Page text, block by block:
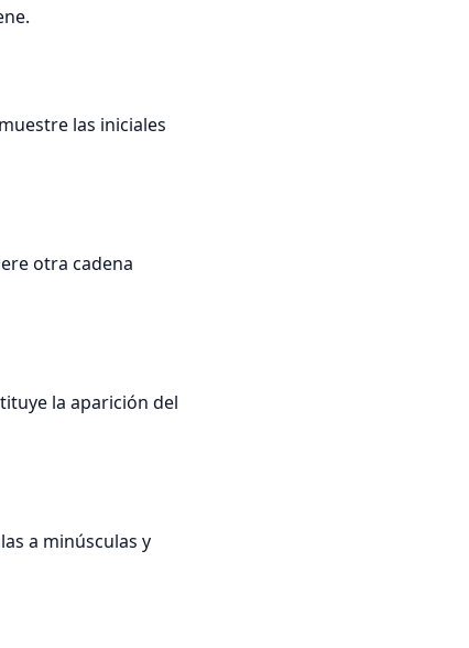
las iniciales
otra cadena
la aparición del
a minúsculas y